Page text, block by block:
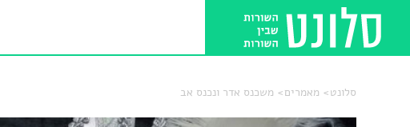
סלונט מאמרים משכנס אדר ונכנס אב